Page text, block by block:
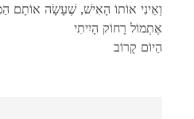
וְאֵינִי אוֹתוֹ הָאִישׁ, שֶׁעָשָׂה אוֹתָם
אֶתְמוֹל רָחוֹק הָיִיתִי
הַיוֹם קָרוֹב